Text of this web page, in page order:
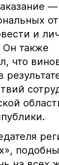
—
и
Он также
что